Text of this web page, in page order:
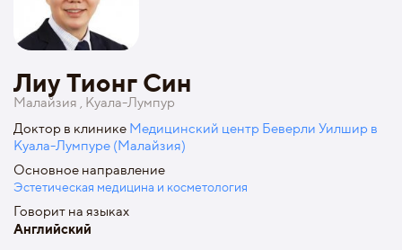
Лиу Тионг Син
Малайзия , Куала-Лумпур
Доктор в клинике Медицинский центр Беверли Уилшир в
Куала-Лумпуре (Малайзия)
Основное направление
Эстетическая медицина и косметология
Говорит на языках
Английский